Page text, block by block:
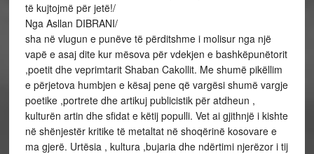
të kujtojmë për jetë!/
Nga Asllan DIBRANI/
sha në vlugun e punëve të përditshme i molisur nga një
vapë e asaj dite kur mësova për vdekjen e bashkëpunëtorit
,poetit dhe veprimtarit Shaban Cakollit. Me shumë pikëllim
e përjetova humbjen e kësaj pene që vargësi shumë vargje
poetike ,portrete dhe artikuj publicistik për atdheun ,
kulturën artin dhe sfidat e këtij populli. Vet ai gjithnjë i kishte
në shënjestër kritike të metaltat në shoqërinë kosovare e
ma gjerë. Urtësia , kultura ,bujaria dhe ndërtimi njerëzor i tij